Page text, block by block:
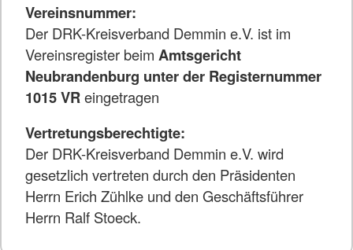
Vereinsnummer:
Der DRK-Kreisverband Demmin e.V. ist im
Vereinsregister beim Amtsgericht
Neubrandenburg unter der Registernummer
1015 VReingetragen
Vertretungsberechtigte:
Der DRK-Kreisverband Demmin e.V. wird
gesetzlich vertreten durch den Präsidenten
Herrn Erich Zühlke und den Geschäftsführer
Herrn Ralf Stoeck.